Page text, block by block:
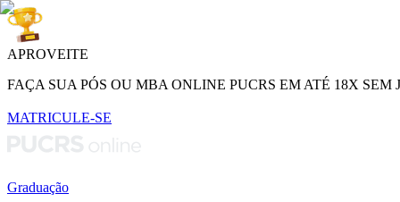
APROVEITE
FAÇA SUA PÓS OU MBA ONLINE PUCRS EM ATÉ 18X SEM
MATRICULE-SE
Graduação